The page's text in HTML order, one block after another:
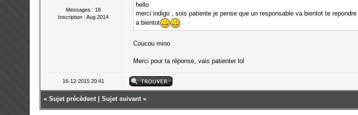
Messages : 18
Inscription : Aug 2014
hello
merci indigo , sois patiente je pense que un responsable va bientot te repondre ,
a bientot
Coucou mino
Merci pour ta réponse, vais patienter lol
16-12-2015 20:41
« Sujet précédent| Sujet suivant»